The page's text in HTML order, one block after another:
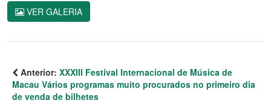
VER GALERIA
Anterior: XXXIII Festival Internacional de Música de
Macau Vários programas muito procurados no primeiro dia
de venda de bilhetes